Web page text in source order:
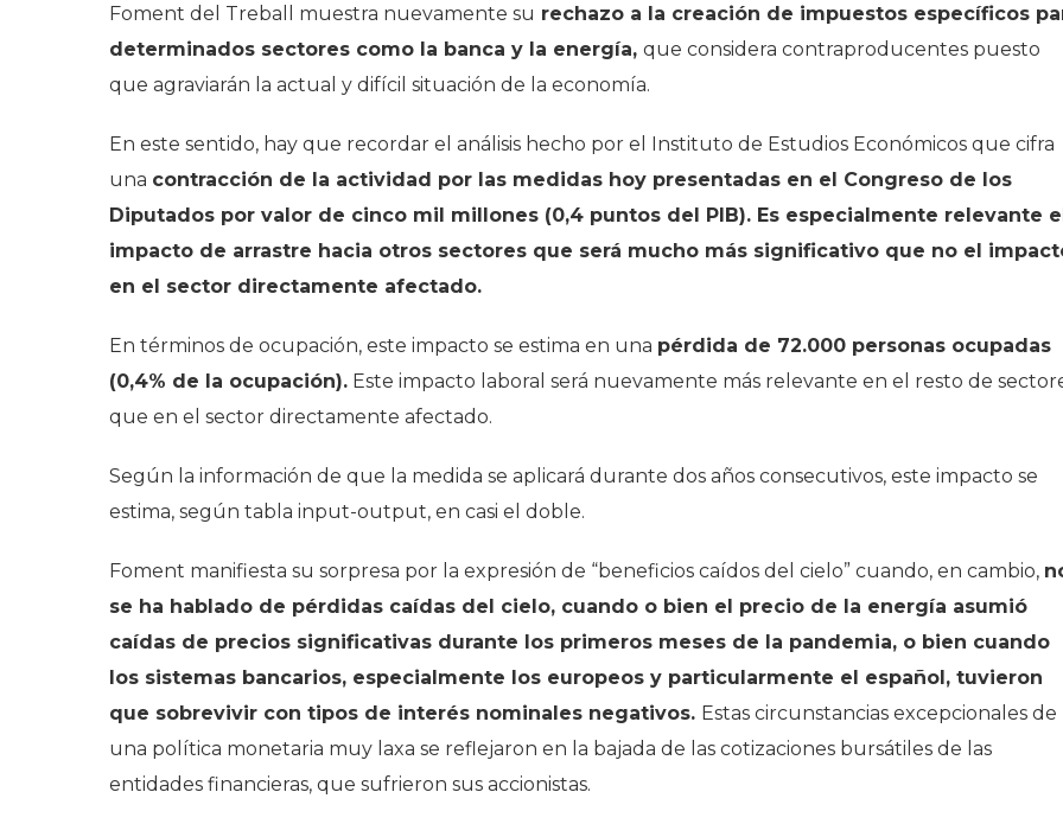
Foment del Treball muestra nuevamente su rechazo a la creación de impuestos específicos
determinados sectores como la banca y la energía, que considera contraproducentes puesto
que agraviarán la actual y difícil situación de la economía.
En este sentido, hay que recordar el análisis hecho por el Instituto de Estudios Económicos que cifra
una contracción de la actividad por las medidas hoy presentadas en el Congreso de los
Diputados por valor de cinco mil millones (0,4 puntos del PIB). Es especialmente relevante
impacto de arrastre hacia otros sectores que será mucho más significativo que no el
en el sector directamente afectado.
En términos de ocupación, este impacto se estima en una pérdida de 72.000 personas ocupadas
(0,4% de la ocupación). Este impacto laboral será nuevamente más relevante en el resto de
que en el sector directamente afectado.
Según la información de que la medida se aplicará durante dos años consecutivos, este impacto se
estima, según tabla input-output, en casi el doble.
Foment manifiesta su sorpresa por la expresión de “beneficios caídos del cielo” cuando, en cambio,
se ha hablado de pérdidas caídas del cielo, cuando o bien el precio de la energía asumió
caídas de precios significativas durante los primeros meses de la pandemia, o bien cuando
los sistemas bancarios, especialmente los europeos y particularmente el español, tuvieron
que sobrevivir con tipos de interés nominales negativos. Estas circunstancias excepcionales de
una política monetaria muy laxa se reflejaron en la bajada de las cotizaciones bursátiles de las
entidades financieras, que sufrieron sus accionistas.